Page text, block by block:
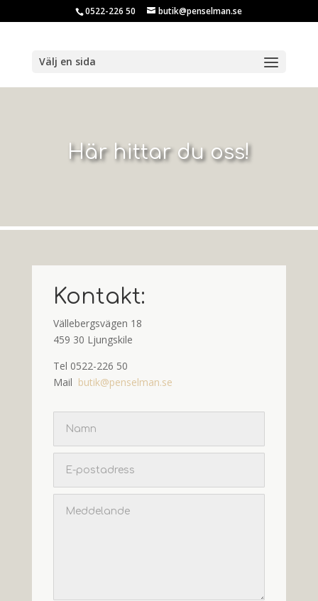
0522-226 50 butik@penselman.se
Välj en sida
Här hittar du oss!
Kontakt:
Vällebergsvägen 18
459 30 Ljungskile
Tel 0522-226 50
Mail butik@penselman.se